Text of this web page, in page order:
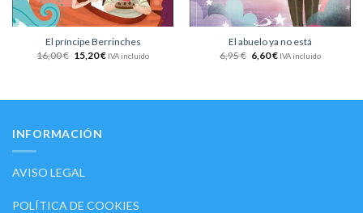
El príncipe Berrinches
16,00€ 15,20€ IVA incluido
El abuelo ya no está
6,95€ 6,60€ IVA incluido
INFORMACIÓN
AVISO LEGAL
POLÍTICA DE COOKIES